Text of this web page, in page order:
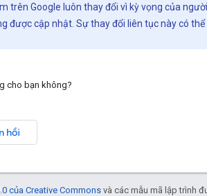
trên Google luôn thay đổi vì kỳ vọng của
được cập nhật. Sự thay đổi liên tục này có
cho bạn không?
hồi
của Creative Commonsvà các mẫu mã lập trình